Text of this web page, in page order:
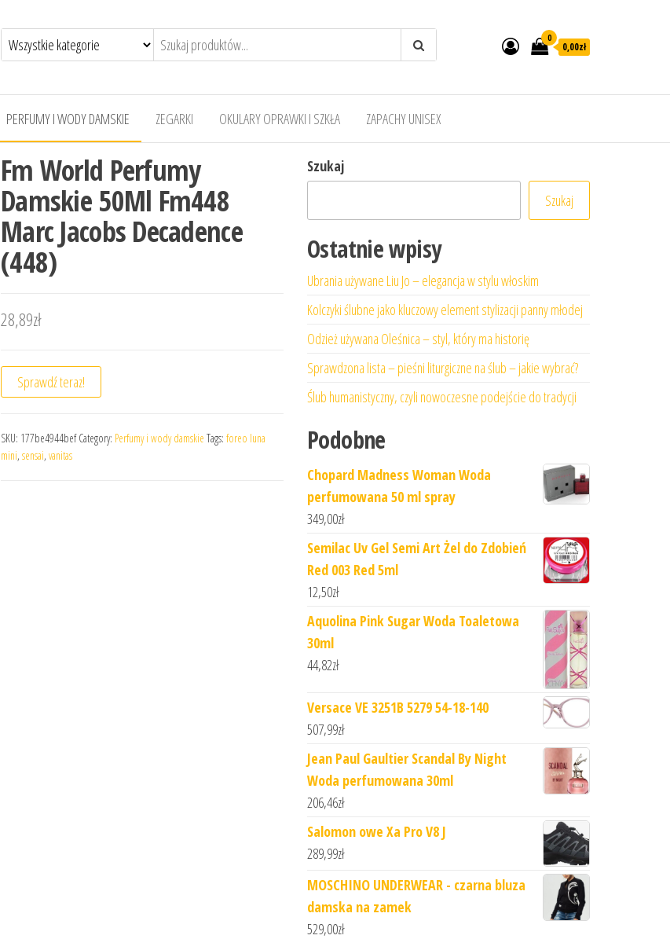
0
0,00zł
PERFUMY I WODY DAMSKIE ZEGARKI OKULARY OPRAWKI I SZKŁA ZAPACHY UNISEX
Fm World Perfumy
Damskie 50Ml Fm448
Marc Jacobs Decadence
(448)
28,89zł
Sprawdź teraz!
SKU: 177be4944bef Category: Perfumy i wody damskie Tags: foreo luna
mini, sensai, vanitas
Szukaj
Szukaj
Ostatnie wpisy
Ubrania używane Liu Jo – elegancja w stylu włoskim
Kolczyki ślubne jako kluczowy element stylizacji panny młodej
Odzież używana Oleśnica – styl, który ma historię
Sprawdzona lista – pieśni liturgiczne na ślub – jakie wybrać?
Ślub humanistyczny, czyli nowoczesne podejście do tradycji
Podobne
Chopard Madness Woman Woda
perfumowana 50 ml spray
349,00zł
Semilac Uv Gel Semi Art Żel do Zdobień
Red 003 Red 5ml
12,50zł
Aquolina Pink Sugar Woda Toaletowa
30ml
44,82zł
Versace VE 3251B 5279 54-18-140
507,99zł
Jean Paul Gaultier Scandal By Night
Woda perfumowana 30ml
206,46zł
Salomon owe Xa Pro V8 J
289,99zł
MOSCHINO UNDERWEAR - czarna bluza
damska na zamek
529,00zł